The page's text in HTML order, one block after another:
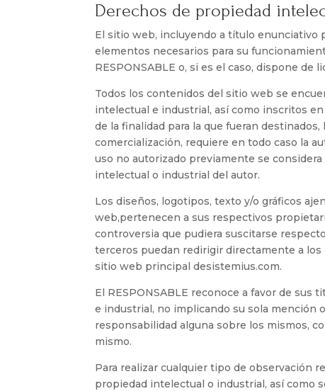
Derechos de propiedad
El sitio web, incluyendo a título enunciativo
elementos necesarios para su
RESPONSABLE o, si es el caso, dispone
Todos los contenidos del sitio web se
intelectual e industrial, así como inscritos
de la finalidad para la que fueran
comercialización, requiere en todo caso la
uso no autorizado previamente se
intelectual o industrial del autor.
Los diseños, logotipos, texto y/o gráficos
web,pertenecen a sus respectivos
controversia que pudiera suscitarse
terceros puedan redirigir directamente a
sitio web principal desistemius.com.
El RESPONSABLE reconoce a favor de
e industrial, no implicando su sola mención
responsabilidad alguna sobre los mismos,
mismo.
Para realizar cualquier tipo de observación
propiedad intelectual o industrial, así como